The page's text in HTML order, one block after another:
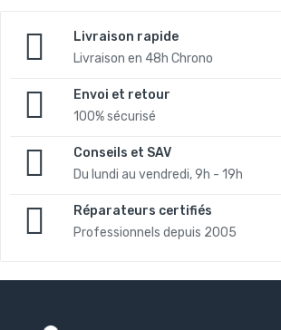
Livraison rapide
Livraison en 48h Chrono
Envoi et retour
100% sécurisé
Conseils et SAV
Du lundi au vendredi, 9h - 19h
Réparateurs certifiés
Professionnels depuis 2005